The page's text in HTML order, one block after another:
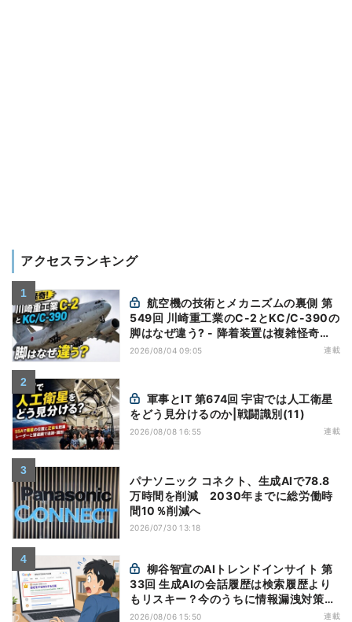
アクセスランキング
549回 川崎重工業のC-2とKC/C-390の
脚はなぜ違う? - 降着装置は複雑怪奇
(5)|軍用輸送機(10)
2026/08/04 09:05 連載
をどう見分けるのか|戦闘識別(11)
2026/08/08 16:55 連載
パナソニック コネクト、生成AIで78.8
万時間を削減 2030年までに総労働時
間10％削減へ
2026/07/30 13:18
33回 生成AIの会話履歴は検索履歴より
もリスキー？今のうちに情報漏洩対策を
万全にしておこう
2026/08/06 15:50 連載